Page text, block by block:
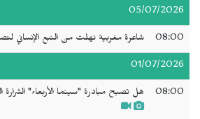
05/07/2026
08:00 شاعرة مغربية نهلت من النبع الإنساني
01/07/2026
08:00 هل تصبح مبادرة "سينما الأربعاء"